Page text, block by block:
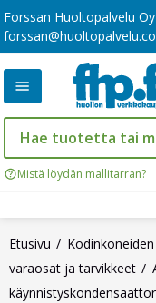
Forssan Huoltopalvelu
Mistä löydän mallitarran?
Etusivu
varaosat ja tarvikkeet